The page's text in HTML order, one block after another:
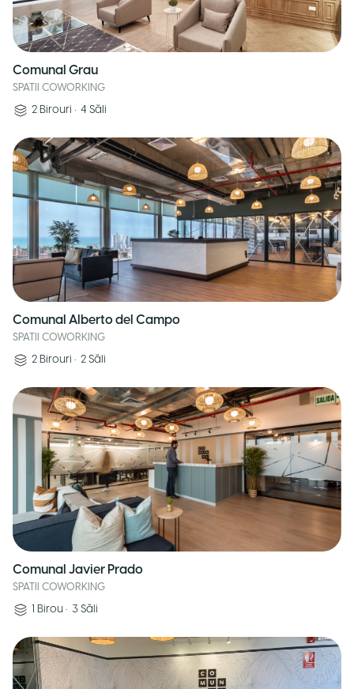
Comunal Grau
SPATII COWORKING
2 Birouri • 4 Săli
Comunal Alberto del Campo
SPATII COWORKING
2 Birouri • 2 Săli
Comunal Javier Prado
SPATII COWORKING
1 Birou • 3 Săli